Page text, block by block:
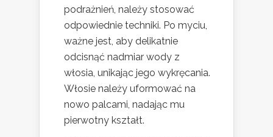
podrażnień, należy stosować
odpowiednie techniki. Po myciu,
ważne jest, aby delikatnie
odcisnąć nadmiar wody z
włosia, unikając jego wykręcania.
Włosie należy uformować na
nowo palcami, nadając mu
pierwotny kształt.